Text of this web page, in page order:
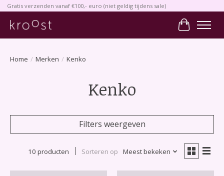
Gratis verzenden vanaf €100,- euro (niet geldig tijdens sale)
Home / Merken / Kenko
Kenko
Filters weergeven
10 producten Sorteren op Meest bekeken